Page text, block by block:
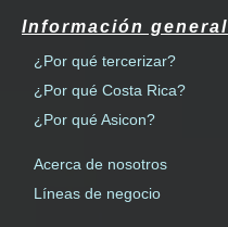
Información general
¿Por qué tercerizar?
¿Por qué Costa Rica?
¿Por qué Asicon?
Acerca de nosotros
Líneas de negocio